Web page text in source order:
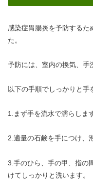
感染症胃腸炎を予防するた
た。
予防には、室内の換気、手
以下の手順でしっかりと手
1.まず手を流水で濡らしま
2.適量の石鹸を手につけ、
3.手のひら、手の甲、指の
けてしっかりと洗います。